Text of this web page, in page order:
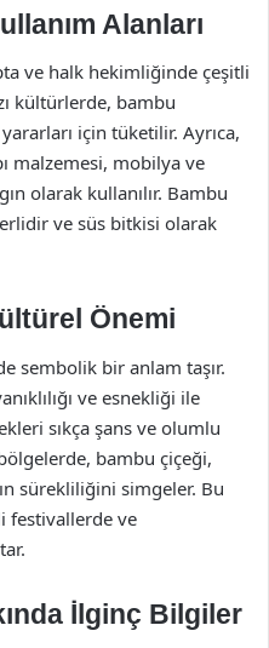
Alanları
ve halk hekimliğinde çeşitli
kültürlerde, bambu
için tüketilir. Ayrıca,
malzemesi, mobilya ve
olarak kullanılır. Bambu
ve süs bitkisi olarak
Önemi
sembolik bir anlam taşır.
ve esnekliği ile
sıkça şans ve olumlu
bambu çiçeği,
sürekliliğini simgeler. Bu
festivallerde ve
İlginç Bilgiler